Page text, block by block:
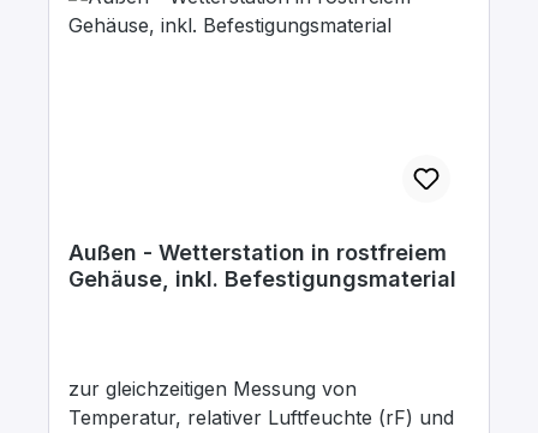
Außen - Wetterstation in rostfreiem
Gehäuse, inkl. Befestigungsmaterial
zur gleichzeitigen Messung von
Temperatur, relativer Luftfeuchte (rF) und